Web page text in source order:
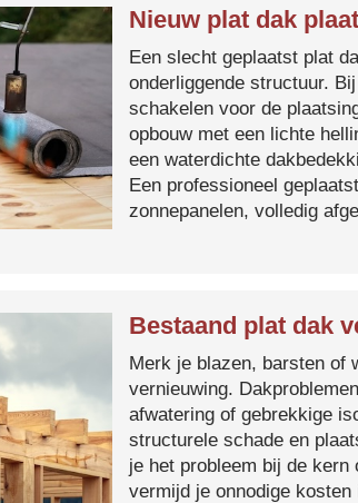
Nieuw plat dak
Een slecht geplaatst plat
onderliggende structuur.
schakelen voor de
opbouw met een lichte
een waterdichte
Een professioneel
zonnepanelen, volledig
Bestaand plat dak
Merk je blazen, barsten of
vernieuwing.
afwatering of gebrekkige
structurele schade en
je het probleem bij de
vermijd je onnodige